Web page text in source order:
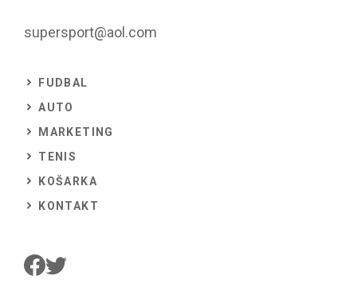
supersport@aol.com
FUDBAL
AUTO
MARKETING
TENIS
KOŠARKA
KONTAKT